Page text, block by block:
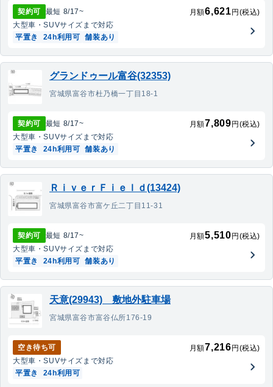
契約可 最短 8/17~ 月額6,621 円(税込)
大型車・SUVサイズまで対応
平置き
24h利用可 舗装あり
グランドゥール富谷(32353)
宮城県富谷市杜乃橋一丁目18-1
契約可 最短 8/17~ 月額7,809 円(税込)
大型車・SUVサイズまで対応
平置き
24h利用可 舗装あり
ＲｉｖｅｒＦｉｅｌｄ(13424)
宮城県富谷市富ケ丘二丁目11-31
契約可 最短 8/17~ 月額5,510 円(税込)
大型車・SUVサイズまで対応
平置き
24h利用可 舗装あり
天意(29943) 敷地外駐車場
宮城県富谷市富谷仏所176-19
空き待ち可 月額7,216 円(税込)
大型車・SUVサイズまで対応
平置き
24h利用可